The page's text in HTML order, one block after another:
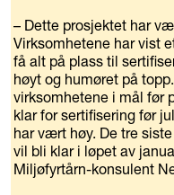
– Dette prosjektet har
Virksomhetene har vist
få alt på plass til
høyt og humøret på
virksomhetene i mål før
klar for sertifisering før
har vært høy. De tre
vil bli klar i løpet av
Miljøfyrtårn-konsulent